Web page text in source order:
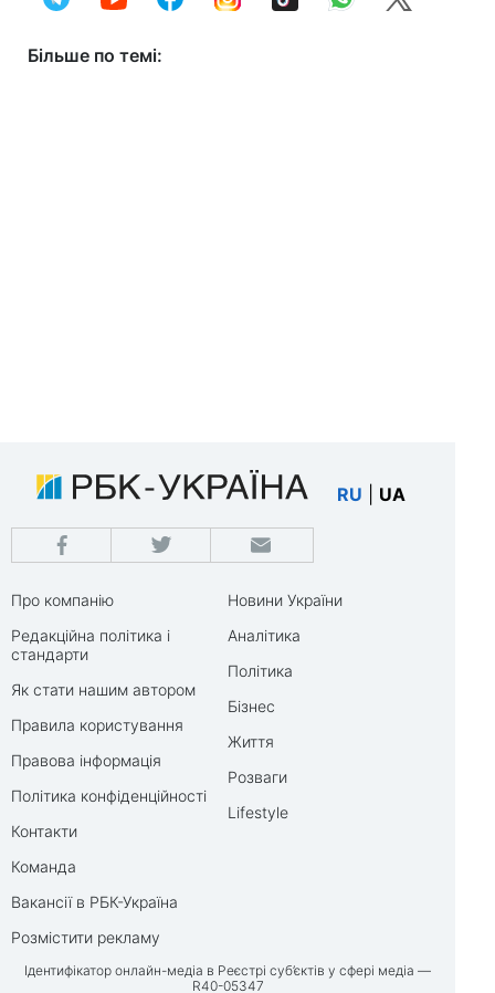
Більше по темі:
RU UA
Про компанію
Редакційна політика і
стандарти
Як стати нашим автором
Правила користування
Правова інформація
Політика конфіденційності
Контакти
Команда
Вакансії в РБК-Україна
Розмістити рекламу
Новини України
Аналітика
Політика
Бізнес
Життя
Розваги
Lifestyle
Ідентифікатор онлайн-медіа в Реєстрі суб’єктів у сфері медіа —
R40-05347